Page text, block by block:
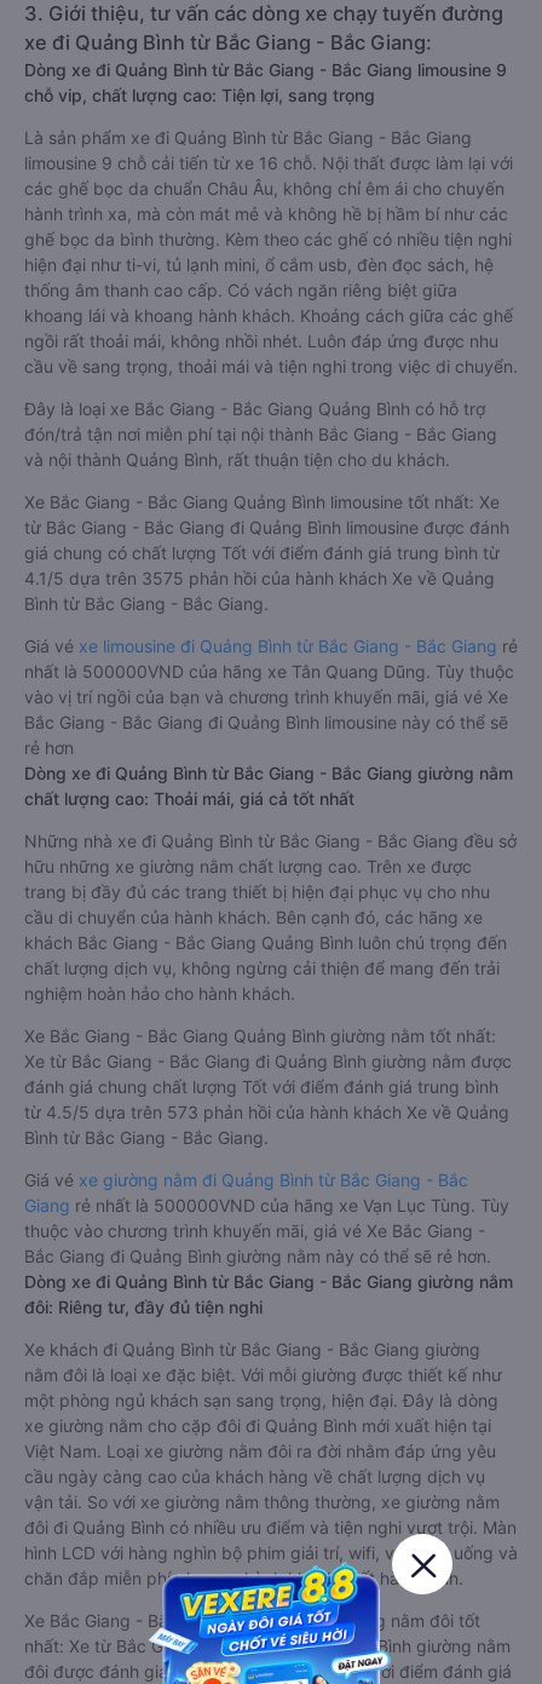
3. Giới thiệu, tư vấn các dòng xe chạy tuyến đường
xe đi Quảng Bình từ Bắc Giang - Bắc Giang:
Dòng xe đi Quảng Bình từ Bắc Giang - Bắc Giang limousine 9
chỗ vip, chất lượng cao: Tiện lợi, sang trọng
Là sản phẩm xe đi Quảng Bình từ Bắc Giang - Bắc Giang
limousine 9 chỗ cải tiến từ xe 16 chỗ. Nội thất được làm lại với
các ghế bọc da chuẩn Châu Âu, không chỉ êm ái cho chuyến
hành trình xa, mà còn mát mẻ và không hề bị hầm bí như các
ghế bọc da bình thường. Kèm theo các ghế có nhiều tiện nghi
hiện đại như ti-vi, tủ lạnh mini, ổ cắm usb, đèn đọc sách, hệ
thống âm thanh cao cấp. Có vách ngăn riêng biệt giữa
khoang lái và khoang hành khách. Khoảng cách giữa các ghế
ngồi rất thoải mái, không nhồi nhét. Luôn đáp ứng được nhu
cầu về sang trọng, thoải mái và tiện nghi trong việc di chuyển.
Đây là loại xe Bắc Giang - Bắc Giang Quảng Bình có hỗ trợ
đón/trả tận nơi miễn phí tại nội thành Bắc Giang - Bắc Giang
và nội thành Quảng Bình, rất thuận tiện cho du khách.
Xe Bắc Giang - Bắc Giang Quảng Bình limousine tốt nhất: Xe
từ Bắc Giang - Bắc Giang đi Quảng Bình limousine được đánh
giá chung có chất lượng Tốt với điểm đánh giá trung bình từ
4.1/5 dựa trên 3575 phản hồi của hành khách Xe về Quảng
Bình từ Bắc Giang - Bắc Giang.
Giá vé xe limousine đi Quảng Bình từ Bắc Giang - Bắc Giang rẻ
nhất là 500000VND của hãng xe Tân Quang Dũng. Tùy thuộc
vào vị trí ngồi của bạn và chương trình khuyến mãi, giá vé Xe
Bắc Giang - Bắc Giang đi Quảng Bình limousine này có thể sẽ
rẻ hơn
Dòng xe đi Quảng Bình từ Bắc Giang - Bắc Giang giường nằm
chất lượng cao: Thoải mái, giá cả tốt nhất
Những nhà xe đi Quảng Bình từ Bắc Giang - Bắc Giang đều sở
hữu những xe giường nằm chất lượng cao. Trên xe được
trang bị đầy đủ các trang thiết bị hiện đại phục vụ cho nhu
cầu di chuyển của hành khách. Bên cạnh đó, các hãng xe
khách Bắc Giang - Bắc Giang Quảng Bình luôn chú trọng đến
chất lượng dịch vụ, không ngừng cải thiện để mang đến trải
nghiệm hoàn hảo cho hành khách.
Xe Bắc Giang - Bắc Giang Quảng Bình giường nằm tốt nhất:
Xe từ Bắc Giang - Bắc Giang đi Quảng Bình giường nằm được
đánh giá chung chất lượng Tốt với điểm đánh giá trung bình
từ 4.5/5 dựa trên 573 phản hồi của hành khách Xe về Quảng
Bình từ Bắc Giang - Bắc Giang.
Giá vé xe giường nằm đi Quảng Bình từ Bắc Giang - Bắc
Giang rẻ nhất là 500000VND của hãng xe Vạn Lục Tùng. Tùy
thuộc vào chương trình khuyến mãi, giá vé Xe Bắc Giang -
Bắc Giang đi Quảng Bình giường nằm này có thể sẽ rẻ hơn.
Dòng xe đi Quảng Bình từ Bắc Giang - Bắc Giang giường nằm
đôi: Riêng tư, đầy đủ tiện nghi
Xe khách đi Quảng Bình từ Bắc Giang - Bắc Giang giường
nằm đôi là loại xe đặc biệt. Với mỗi giường được thiết kế như
một phòng ngủ khách sạn sang trọng, hiện đại. Đây là dòng
xe giường nằm cho cặp đôi đi Quảng Bình mới xuất hiện tại
Việt Nam. Loại xe giường nằm đôi ra đời nhằm đáp ứng yêu
cầu ngày càng cao của khách hàng về chất lượng dịch vụ
vận tải. So với xe giường nằm thông thường, xe giường nằm
đôi đi Quảng Bình có nhiều ưu điểm và tiện nghi vượt trội. Màn
hình LCD với hàng nghìn bộ phim giải trí, wifi, và nước uống và
chăn đắp miễn phí phục vụ hành khách suốt hành trình.
Xe Bắc Giang - Bắc Giang Quảng Bình giường nằm đôi tốt
nhất: Xe từ Bắc Giang - Bắc Giang đi Quảng Bình giường nằm
đôi được đánh giá chung có chất lượng Tốt với điểm đánh giá